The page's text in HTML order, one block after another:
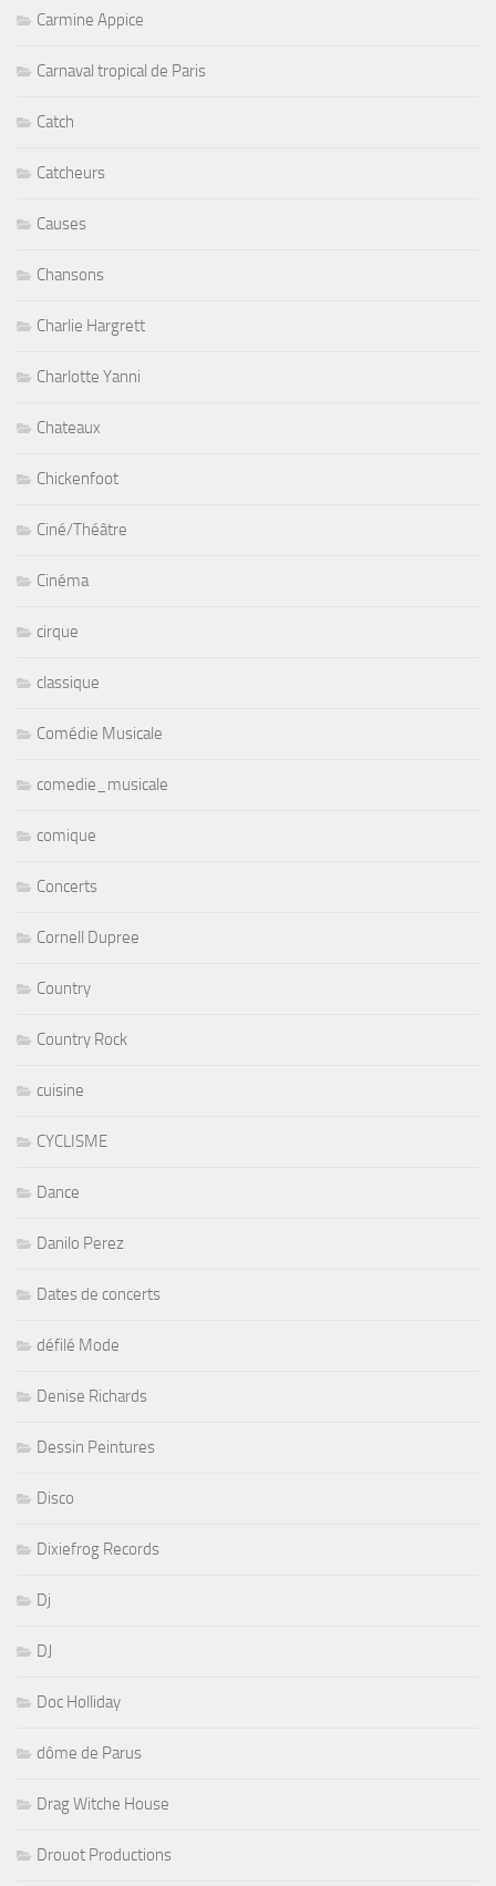
Carmine Appice
Carnaval tropical de Paris
Catch
Catcheurs
Causes
Chansons
Charlie Hargrett
Charlotte Yanni
Chateaux
Chickenfoot
Ciné/Théâtre
Cinéma
cirque
classique
Comédie Musicale
comedie_musicale
comique
Concerts
Cornell Dupree
Country
Country Rock
cuisine
CYCLISME
Dance
Danilo Perez
Dates de concerts
défilé Mode
Denise Richards
Dessin Peintures
Disco
Dixiefrog Records
Dj
DJ
Doc Holliday
dôme de Parus
Drag Witche House
Drouot Productions